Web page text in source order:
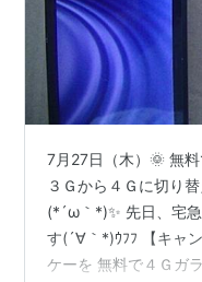
7月27日（木）🌞 無
３Ｇから４Ｇに切り
(*´ω｀*)✨ 先日、宅
す(´∀｀*)ｳﾌﾌ 【キャ
ケーを 無料で４Ｇガ